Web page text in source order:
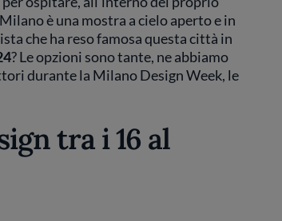
è una mostra a cielo aperto e in
che ha reso famosa questa città in
? Le opzioni sono tante, ne abbiamo
durante la Milano Design Week, le
tra i 16 al